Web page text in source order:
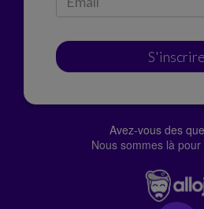
S'inscrire
Avez-vous des
Nous sommes là